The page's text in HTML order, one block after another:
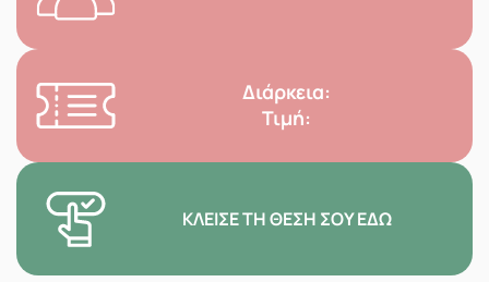
Διάρκεια:
Τιμή:
ΚΛΕΊΣΕ ΤΗ ΘΈΣΗ ΣΟΥ ΕΔΏ